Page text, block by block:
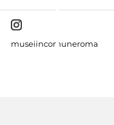
museiincomuneroma